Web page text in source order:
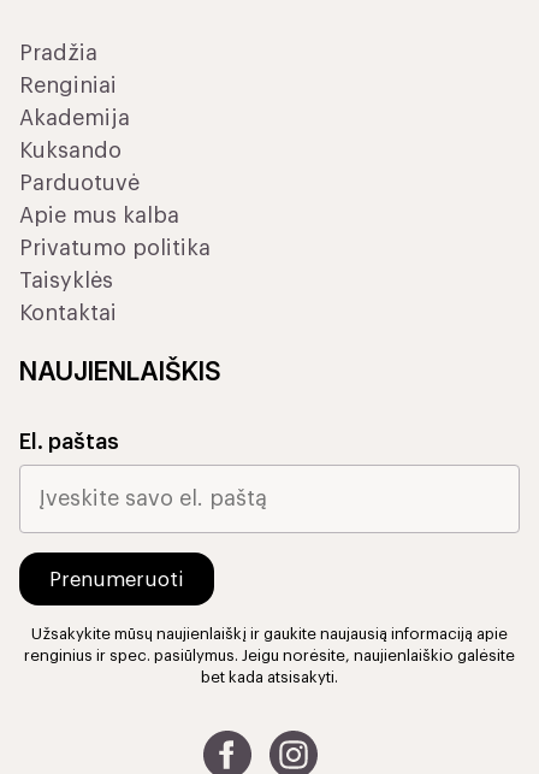
Pradžia
Renginiai
Akademija
Kuksando
Parduotuvė
Apie mus kalba
Privatumo politika
Taisyklės
Kontaktai
NAUJIENLAIŠKIS
El. paštas
Užsakykite mūsų naujienlaiškį ir gaukite naujausią informaciją apie
renginius ir spec. pasiūlymus. Jeigu norėsite, naujienlaiškio galėsite
bet kada atsisakyti.